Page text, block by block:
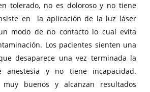
tolerado, no es doloroso y no tiene
en la aplicación de la luz láser
modo de no contacto lo cual evita
Los pacientes sienten una
desaparece una vez terminada la
anestesia y no tiene incapacidad.
buenos y alcanzan resultados